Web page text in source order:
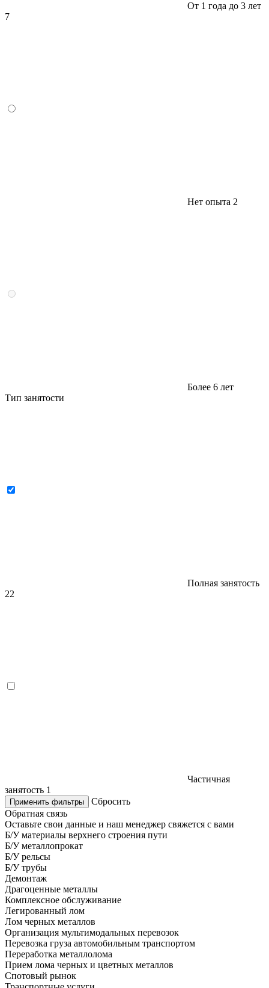
От 1 года до 3 лет
7
Нет опыта 2
Более 6 лет
Тип занятости
Полная занятость
22
Частичная
занятость 1
Применить фильтры
Сбросить
Обратная связь
Оставьте свои данные и наш менеджер свяжется с вами
Б/У материалы верхнего строения пути
Б/У металлопрокат
Б/У рельсы
Б/У трубы
Демонтаж
Драгоценные металлы
Комплексное обслуживание
Легированный лом
Лом черных металлов
Организация мультимодальных перевозок
Перевозка груза автомобильным транспортом
Переработка металлолома
Прием лома черных и цветных металлов
Спотовый рынок